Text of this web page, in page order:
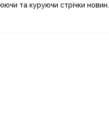
та куруючи стрічки новин.